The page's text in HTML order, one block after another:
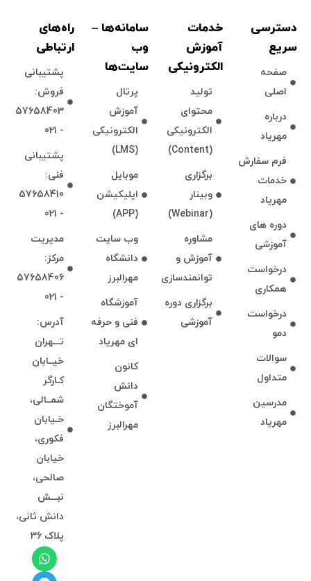
مدل های ارزش گذاری سرمایه غير حضوری
بدون
امتیاز
رای
دکتر حسن تاجیک
24 ساعت
252,000 تومان
دسترسی
سريع
صفحه
اصلی
درباره
مهرياد
فرم سفارش
خدمات
مهرياد
دوره های
آموزشی
درخواست
همكاری
درخواست
دمو
سوالات
متداول
مدرسين
مهرياد
خدمات
آموزش
الكترونیكی
توليد
محتوای
الكترونیكی
(Content)
برگزاری
وبينار
(Webinar)
مشاوره
آموزش و
توانمند‌‌سازی
برگزاری دوره
آموزشی
سامانه‌ها –
وب
سايت‌ها
پرتال
آموزش
الكترونیكی
(LMS)
موبايل
اپليكيشن
(APP)
وب سايت
دانشگاه
مهرالبرز
آموزشگاه
فنی و حرفه
ای مهرياد
كانون
دانش
آموختگان
مهرالبرز
راه‌های
ارتباطی
پشتيبانی
فروش:
57658403
- 021
پشتيبانی
فنی:
57658410
- 021
مديريت
مركز:
57658406
- 021
آدرس:
تـــهران
خيــابان
كـارگر
شمــالی،
خـيابان
فكوری،
خيابان
صالحی،
نبـــش
دانش ثانی،
پلاک 36